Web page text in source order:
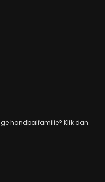
handbalfamilie? Klik dan